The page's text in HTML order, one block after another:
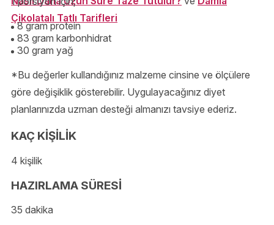
Çikolatalı Tatlı Tarifleri
8 gram protein
83 gram karbonhidrat
30 gram yağ
*Bu değerler kullandığınız malzeme cinsine ve ölçülere
göre değişiklik gösterebilir. Uygulayacağınız diyet
planlarınızda uzman desteği almanızı tavsiye ederiz.
KAÇ KİŞİLİK
4 kişilik
HAZIRLAMA SÜRESİ
35 dakika